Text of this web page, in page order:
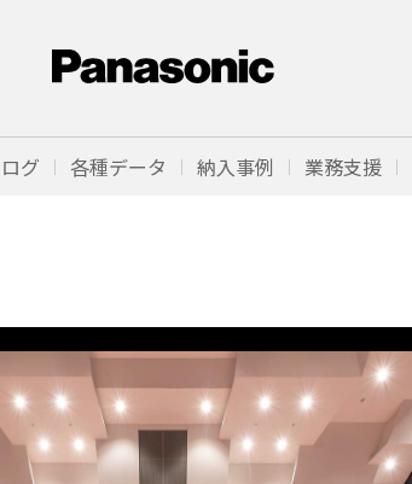
グ 各種データ 納入事例 業務支援